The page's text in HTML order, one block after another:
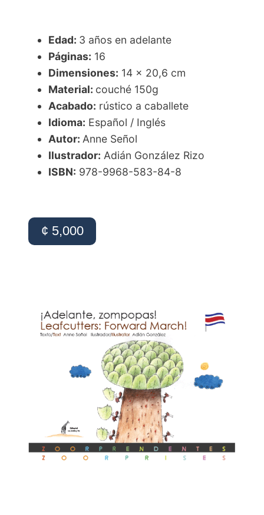
Edad: 3 años en adelante
Páginas: 16
Dimensiones: 14 x 20,6 cm
Material: couché 150g
Acabado: rústico a caballete
Idioma: Español / Inglés
Autor: Anne Señol
Ilustrador: Adián González Rizo
ISBN: 978-9968-583-84-8
¢ 5,000